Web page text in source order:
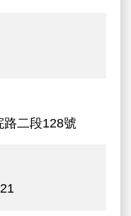
路二段128號